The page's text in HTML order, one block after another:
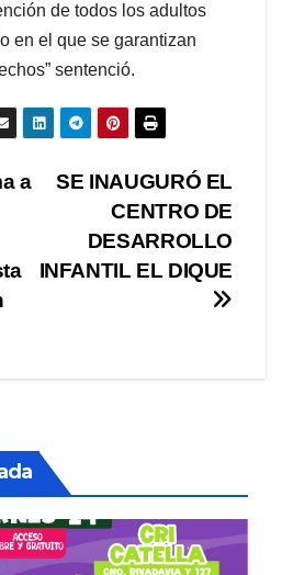
de todos los adultos
en el que se garantizan
sentenció.
SE INAUGURÓ EL
CENTRO DE
DESARROLLO
INFANTIL EL DIQUE
a